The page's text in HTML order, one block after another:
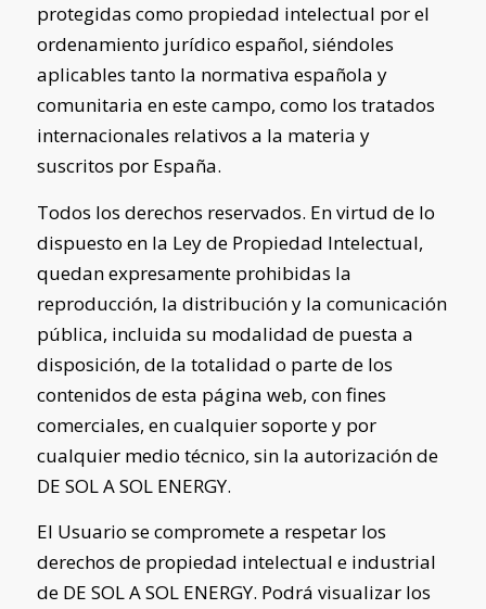
protegidas como propiedad intelectual por el
ordenamiento jurídico español, siéndoles
aplicables tanto la normativa española y
comunitaria en este campo, como los tratados
internacionales relativos a la materia y
suscritos por España.
Todos los derechos reservados. En virtud de lo
dispuesto en la Ley de Propiedad Intelectual,
quedan expresamente prohibidas la
reproducción, la distribución y la comunicación
pública, incluida su modalidad de puesta a
disposición, de la totalidad o parte de los
contenidos de esta página web, con fines
comerciales, en cualquier soporte y por
cualquier medio técnico, sin la autorización de
DE SOL A SOL ENERGY.
El Usuario se compromete a respetar los
derechos de propiedad intelectual e industrial
de DE SOL A SOL ENERGY. Podrá visualizar los